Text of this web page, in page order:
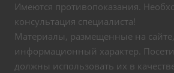
Имеются противопоказания.
консультация специалиста!
Материалы, размещенные на
информационный характер.
должны использовать их в